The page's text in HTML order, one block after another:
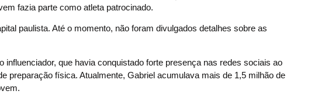
fazia parte como atleta patrocinado.
paulista. Até o momento, não foram divulgados detalhes sobre as
que havia conquistado forte presença nas redes sociais ao
preparação física. Atualmente, Gabriel acumulava mais de 1,5 milhão de